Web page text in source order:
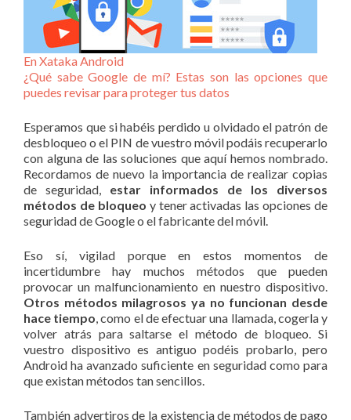
En Xataka Android
¿Qué sabe Google de mí? Estas son las opciones que
puedes revisar para proteger tus datos
Esperamos que si habéis perdido u olvidado el patrón de
desbloqueo o el PIN de vuestro móvil podáis recuperarlo
con alguna de las soluciones que aquí hemos nombrado.
Recordamos de nuevo la importancia de realizar copias
de seguridad, estar informados de los diversos
métodos de bloqueo y tener activadas las opciones de
seguridad de Google o el fabricante del móvil.
Eso sí, vigilad porque en estos momentos de
incertidumbre hay muchos métodos que pueden
provocar un malfuncionamiento en nuestro dispositivo.
Otros métodos milagrosos ya no funcionan desde
hace tiempo, como el de efectuar una llamada, cogerla y
volver atrás para saltarse el método de bloqueo. Si
vuestro dispositivo es antiguo podéis probarlo, pero
Android ha avanzado suficiente en seguridad como para
que existan métodos tan sencillos.
También advertiros de la existencia de métodos de pago